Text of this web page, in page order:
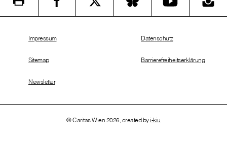
© Caritas Wien 2026, created by i-kiu
Impressum
Sitemap
Newsletter
Datenschutz
Barrierefreiheitserklärung